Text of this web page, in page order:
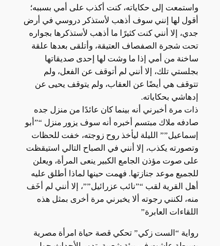
واستمعت إلى حكاياته، كنت أكذب على أمي بسببه؛
أقول لها إنني سوف أذهب لأستذكر دروسي في أرض
جدي، إلا أنني كنت كثيرًا ما أذهب لأستذكرها بجواره
تحت شجرة الصفصاف العتيقة، وأتلقى بعدها علقة
ساخنة من أمي إذا ما وشت لها إحدى صديقاتها
بجلستي تلك، إلا أنني لم أتوقف عن الفعل، ولم
تتوقف هي أيضًا عن العقاب، ولم يتوقف يحيى عن
إدهاشي بحكاياته.
ذات مرة أخبرني أنه بينما كان عائدًا من منزل جده
صادفه ملاك مبتسم أخبره أنه سوف يزور منزل “”أبو
إسماعيل”” الليلة ليأخذ روح زوجته، خفت للحظات
وتصورته يكذب، إلا أنني في الصباح التالي استيقظت
على صوت مؤذن الجامع الكبير ينعى المرأة، ويعلن
للجميع موعد جنازتها. فهمت حينها لماذا أطلق عليه
أهل القرية لقب “”نائب عزرائيل””، إلا أنني لم أخَف
منه، لكنني رجوته ألا يخبرني مرة أخرى بمثل هذه
اللقاءات العابرة”
رواية “الست زكي” تحكي قصة حياة امرأة مصرية